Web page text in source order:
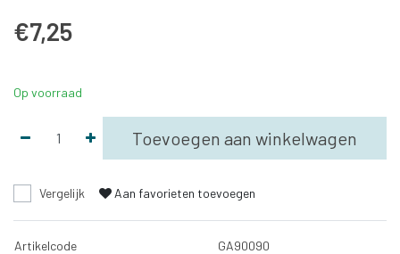
€7,25
Op voorraad
Toevoegen aan winkelwagen
Vergelijk Aan favorieten toevoegen
Artikelcode GA90090